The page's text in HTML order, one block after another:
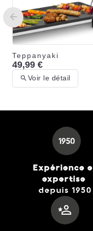
Teppanyaki
49,99 €
Voir le détail
Déshydrateur DH
Expérience
expertise
depuis 1950